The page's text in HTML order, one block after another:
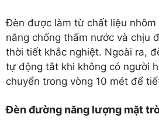
Đèn được làm từ chất liệu nhôm
năng chống thấm nước và chịu
thời tiết khắc nghiệt. Ngoài ra,
tự động tắt khi không có người
chuyển trong vòng 10 mét để
Đèn đường năng lượng mặt